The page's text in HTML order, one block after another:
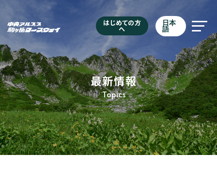
はじめての方
へ
日本
語
最新情報
Topics